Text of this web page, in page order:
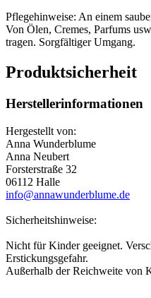
Pflegehinweise: An einem
Von Ölen, Cremes, Parfums
tragen. Sorgfältiger Umgang.
Produktsicherheit
Herstellerinformationen
Hergestellt von:
Anna Wunderblume
Anna Neubert
Forsterstraße 32
06112 Halle
info@annawunderblume.de
Sicherheitshinweise:
Nicht für Kinder geeignet.
Erstickungsgefahr.
Außerhalb der Reichweite von